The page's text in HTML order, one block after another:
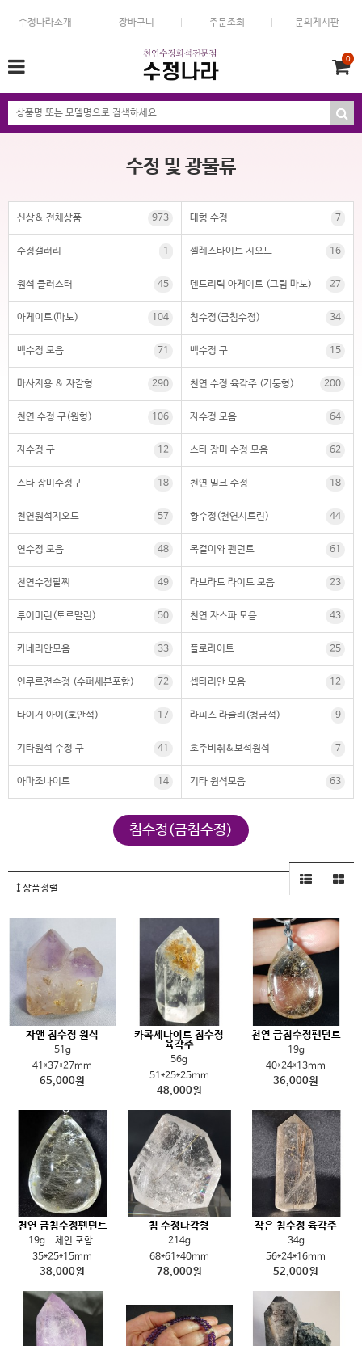
수정나라소개 장바구니 주문조회 문의게시판
0
수정 및 광물류
신상& 전체상품 973 대형 수정 7
수정갤러리 1 셀레스타이트 지오드 16
원석 클러스터 45 덴드리틱 아게이트 (그림 마노) 27
아게이트(마노) 104 침수정(금침수정) 34
백수정 모음 71 백수정 구 15
마사지용 & 자갈형 290 천연 수정 육각주 (기둥형) 200
천연 수정 구(원형) 106 자수정 모음 64
자수정 구 12 스타 장미 수정 모음 62
스타 장미수정구 18 천연 밀크 수정 18
천연원석지오드 57 황수정(천연시트린) 44
연수정 모음 48 목걸이와 펜던트 61
천연수정팔찌 49 라브라도 라이트 모음 23
투어머린(토르말린) 50 천연 자스파 모음 43
카네리안모음 33 플로라이트 25
인쿠르젼수정 (수퍼세븐포함) 72 셉타리안 모음 12
타이거 아이(호안석) 17 라피스 라줄리(청금석) 9
기타원석 수정 구 41 호주비취&보석원석 7
아마조나이트 14 기타 원석모음 63
침수정(금침수정)
상품정렬
자앤 침수정 원석
51g
41*37*27mm
65,000원
카콕세나이트 침수정
육각주
56g
51*25*25mm
48,000원
천연 금침수정펜던트
19g
40*24*13mm
36,000원
천연 금침수정펜던트
19g...체인 포함.
35*25*15mm
38,000원
침 수정다각형
214g
68*61*40mm
78,000원
작은 침수정 육각주
34g
56*24*16mm
52,000원